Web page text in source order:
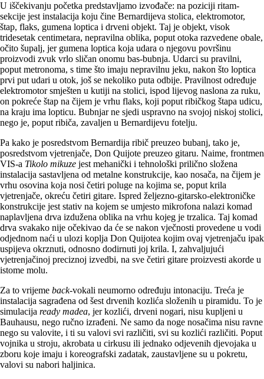
U iščekivanju početka predstavljamo izvođače: na poziciji ritam-
sekcije jest instalacija koju čine Bernardijeva stolica, elektromotor,
štap, flaks, gumena loptica i drveni objekt. Taj je objekt, visok
tridesetak centimetara, nepravilna oblika, poput otoka razvedene obale,
očito šupalj, jer gumena loptica koja udara o njegovu površinu
proizvodi zvuk vrlo sličan onomu bas-bubnja. Udarci su pravilni,
poput metronoma, s time što imaju nepravilnu jeku, nakon što loptica
prvi put udari u otok, još se nekoliko puta odbije. Pravilnost određuje
elektromotor smješten u kutiji na stolici, ispod lijevog naslona za ruku,
on pokreće štap na čijem je vrhu flaks, koji poput ribičkog štapa udicu,
na kraju ima lopticu. Bubnjar ne sjedi uspravno na svojoj niskoj stolici,
nego je, poput ribiča, zavaljen u Bernardijevu fotelju.
Pa kako je posredstvom Bernardija ribič preuzeo bubanj, tako je,
posredstvom vjetrenjače, Don Quijote preuzeo gitaru. Naime, frontmen
VIS-a Tikolo mikuze jest mehanički i tehnološki prilično složena
instalacija sastavljena od metalne konstrukcije, kao nosača, na čijem je
vrhu osovina koja nosi četiri poluge na kojima se, poput krila
vjetrenjače, okreću četiri gitare. Ispred željezno-gitarsko-elektroničke
konstrukcije jest stativ na kojem se umjesto mikrofona nalazi komad
naplavljena drva izdužena oblika na vrhu kojeg je trzalica. Taj komad
drva svakako nije očekivao da će se nakon vječnosti provedene u vodi
odjednom naći u ulozi koplja Don Quijotea kojim ovaj vjetrenjaču ipak
uspijeva okrznuti, odnosno dodirnuti joj krila. I, zahvaljujući
vjetrenjačinoj preciznoj izvedbi, na sve četiri gitare proizvesti akorde u
istome molu.
Za to vrijeme back-vokali neumorno određuju intonaciju. Treća je
instalacija sagrađena od šest drvenih kozlića složenih u piramidu. To je
simulacija ready madea, jer kozlići, drveni nogari, nisu kupljeni u
Bauhausu, nego ručno izrađeni. Ne samo da noge nosačima nisu ravne
nego su valovite, i ti su valovi svi različiti, svi su kozlići različiti. Poput
vojnika u stroju, akrobata u cirkusu ili jednako odjevenih djevojaka u
zboru koje imaju i koreografski zadatak, zaustavljene su u pokretu,
valovi su nabori haljinica.